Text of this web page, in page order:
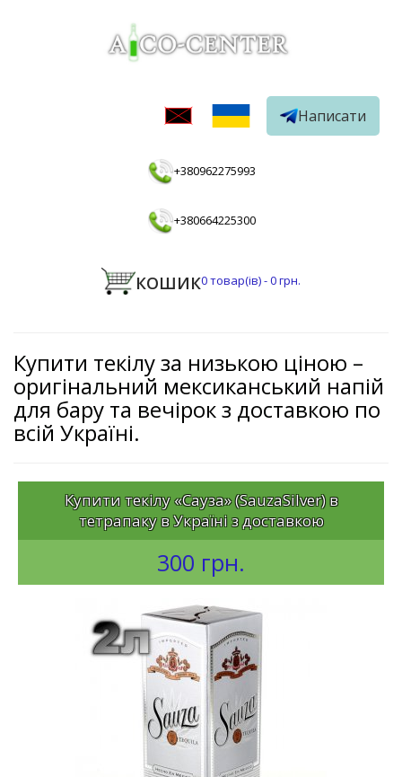
Написати
+380962275993
+380664225300
КОШИК0товар(ів) -0 грн.
Купити текілу за низькою ціною –
оригінальний мексиканський напій
для бару та вечірок з доставкою по
всій Україні.
Купити текілу «Сауза» (SauzaSilver) в
тетрапаку в Україні з доставкою
300 грн.